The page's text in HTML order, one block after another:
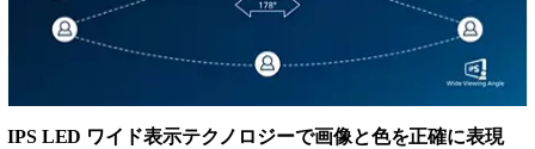
IPS LED ワイド表示テクノロジーで画像と色を正確に表現